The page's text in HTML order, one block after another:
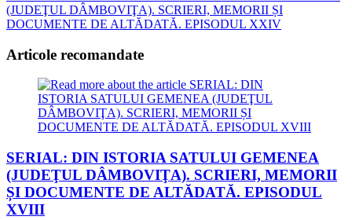
(JUDEŢUL DÂMBOVIŢA). SCRIERI, MEMORII ȘI
DOCUMENTE DE ALTĂDATĂ. EPISODUL XXIV
Articole recomandate
SERIAL: DIN ISTORIA SATULUI GEMENEA
(JUDEŢUL DÂMBOVIŢA). SCRIERI, MEMORII
ȘI DOCUMENTE DE ALTĂDATĂ. EPISODUL
XVIII